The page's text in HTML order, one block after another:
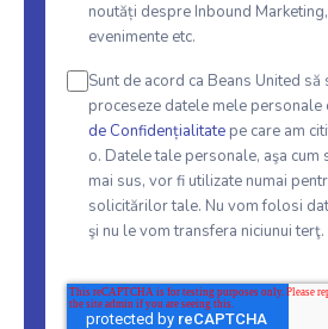
noutăți despre Inbound
evenimente etc.
Sunt de acord ca Beans United să
proceseze datele mele personale
de Confidențialitate pe care am
o. Datele tale personale, aşa cum
mai sus, vor fi utilizate numai
solicitărilor tale. Nu vom folosi
şi nu le vom transfera niciunui